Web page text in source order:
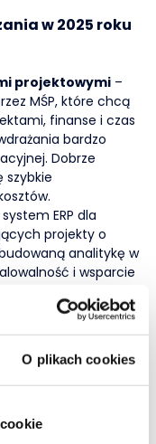
O plikach cookies
w 2025 roku
projektowymi –
MŚP, które chcą
, finanse i czas
bardzo
Dobrze
szybkie
ERP dla
projekty o
analitykę w
i wsparcie
Central–
sprawdza się w
z Teams,
zarządzanie
system,